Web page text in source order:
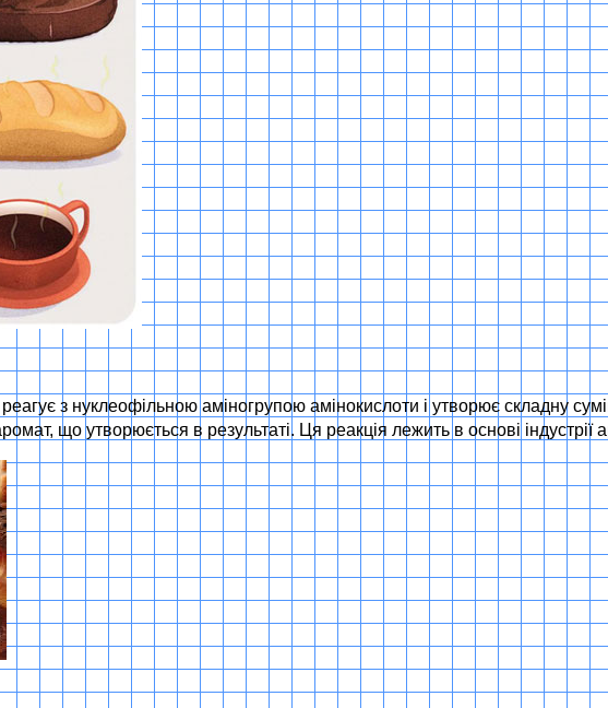
з нуклеофільною аміногрупою амінокислоти і утворює складну
що утворюється в результаті. Ця реакція лежить в основі індустрії